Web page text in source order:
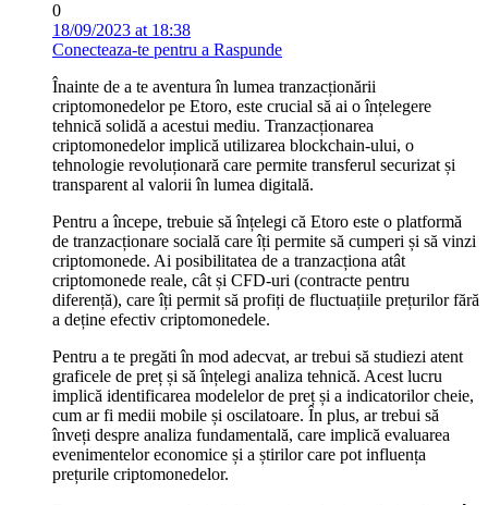
0
18/09/2023 at 18:38
Conecteaza-te pentru a Raspunde
Înainte de a te aventura în lumea tranzacționării
criptomonedelor pe Etoro, este crucial să ai o înțelegere
tehnică solidă a acestui mediu. Tranzacționarea
criptomonedelor implică utilizarea blockchain-ului, o
tehnologie revoluționară care permite transferul securizat și
transparent al valorii în lumea digitală.
Pentru a începe, trebuie să înțelegi că Etoro este o platformă
de tranzacționare socială care îți permite să cumperi și să vinzi
criptomonede. Ai posibilitatea de a tranzacționa atât
criptomonede reale, cât și CFD-uri (contracte pentru
diferență), care îți permit să profiți de fluctuațiile prețurilor fără
a deține efectiv criptomonedele.
Pentru a te pregăti în mod adecvat, ar trebui să studiezi atent
graficele de preț și să înțelegi analiza tehnică. Acest lucru
implică identificarea modelelor de preț și a indicatorilor cheie,
cum ar fi medii mobile și oscilatoare. În plus, ar trebui să
înveți despre analiza fundamentală, care implică evaluarea
evenimentelor economice și a știrilor care pot influența
prețurile criptomonedelor.